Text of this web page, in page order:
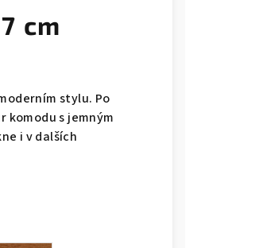
cm
stylu. Po
s jemným
i v dalších